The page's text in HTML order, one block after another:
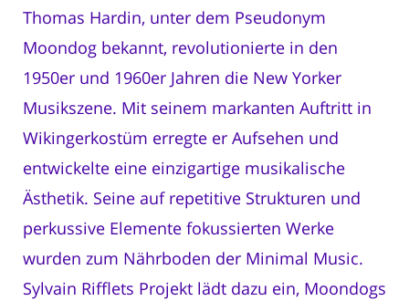
Thomas Hardin, unter dem Pseudonym
Moondog bekannt, revolutionierte in den
1950er und 1960er Jahren die New Yorker
Musikszene. Mit seinem markanten Auftritt in
Wikingerkostüm erregte er Aufsehen und
entwickelte eine einzigartige musikalische
Ästhetik. Seine auf repetitive Strukturen und
perkussive Elemente fokussierten Werke
wurden zum Nährboden der Minimal Music.
Sylvain Rifflets Projekt lädt dazu ein, Moondogs